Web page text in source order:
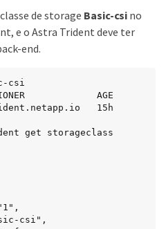
de storage Basic-csi no
e o Astra Trident deve ter
end.
csi
AGE
15h
get storageclass